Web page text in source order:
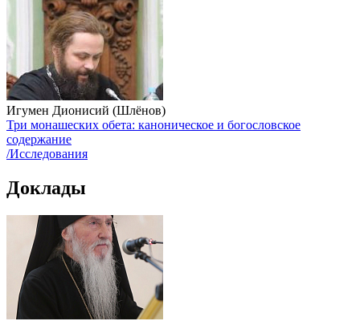
Игумен Дионисий (Шлёнов)
Три монашеских обета: каноническое и богословское
содержание
/Исследования
Доклады